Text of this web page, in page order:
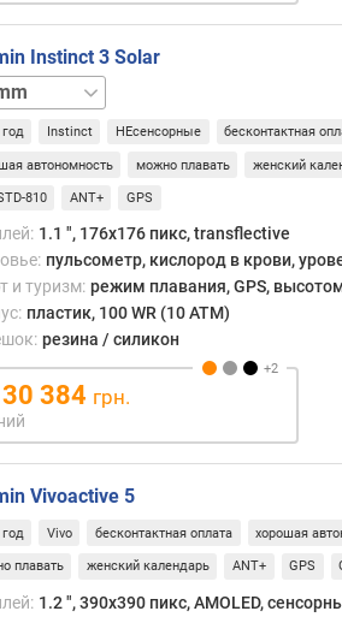
Instinct 3 Solar
Instinct НЕсенсорные бесконтактная
автономность можно плавать женский
810 ANT+ GPS
1.1 ", 176x176 пикс, transflective
пульсометр, кислород в крови,
и туризм: режим плавания, GPS,
пластик, 100 WR (10 ATM)
резина / силикон
384 грн.
Vivoactive 5
Vivo бесконтактная оплата хорошая
плавать женский календарь ANT+ GPS
1.2 ", 390х390 пикс, AMOLED,